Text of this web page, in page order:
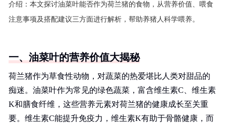
介绍： 本文探讨油菜叶能否作为荷兰猪的食物，从营养价值、喂食
注意事项及搭配建议三方面进行解析，帮助养猪人科学喂养。
一、油菜叶的营养价值大揭秘
荷兰猪作为草食性动物，对蔬菜的热爱堪比人类对甜品的
痴迷。油菜叶作为常见的绿色蔬菜，富含维生素C、维生素
K和膳食纤维，这些营养元素对荷兰猪的健康成长至关重
要。维生素C能提升免疫力，维生素K有助于骨骼健康，而